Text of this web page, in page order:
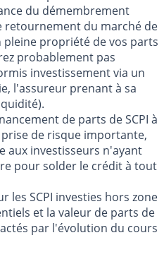
du démembrement
retournement du marché de
propriété de vos parts
probablement pas
investissement via un
l'assureur prenant à sa
de parts de SCPI à
de risque importante,
aux investisseurs n'ayant
pour solder le crédit à tout
les SCPI investies hors zone
et la valeur de parts de
par l'évolution du cours